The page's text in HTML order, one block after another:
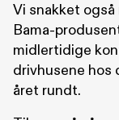
Vi snakket
Bama-
midlertidige
drivhusene hos
året rundt.